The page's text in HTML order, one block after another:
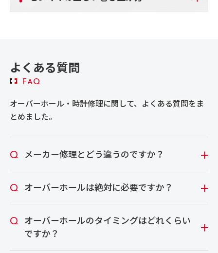
よくある質問
FAQ
オーバーホール・時計修理に関して、よくある質問をま
とめました。
メーカー修理とどう違うのですか？
オーバーホールは絶対に必要ですか？
オーバーホールのタイミングはどれくらい
ですか？